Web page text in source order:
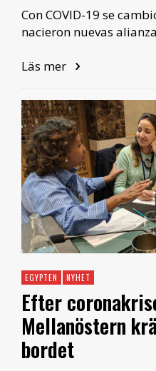
Con COVID-19 se
nacieron nuevas
Läs mer
EGYPTEN NYHET
Efter
Mellanöstern
bordet